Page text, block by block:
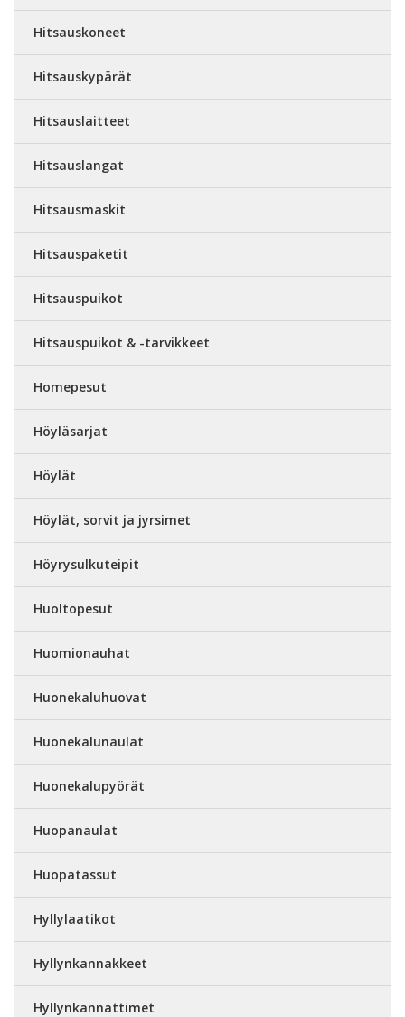
Hitsauskoneet
Hitsauskypärät
Hitsauslaitteet
Hitsauslangat
Hitsausmaskit
Hitsauspaketit
Hitsauspuikot
Hitsauspuikot & -tarvikkeet
Homepesut
Höyläsarjat
Höylät
Höylät, sorvit ja jyrsimet
Höyrysulkuteipit
Huoltopesut
Huomionauhat
Huonekaluhuovat
Huonekalunaulat
Huonekalupyörät
Huopanaulat
Huopatassut
Hyllylaatikot
Hyllynkannakkeet
Hyllynkannattimet